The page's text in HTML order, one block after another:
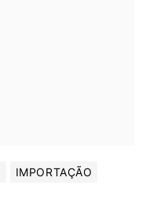
IMPORTAÇÃO